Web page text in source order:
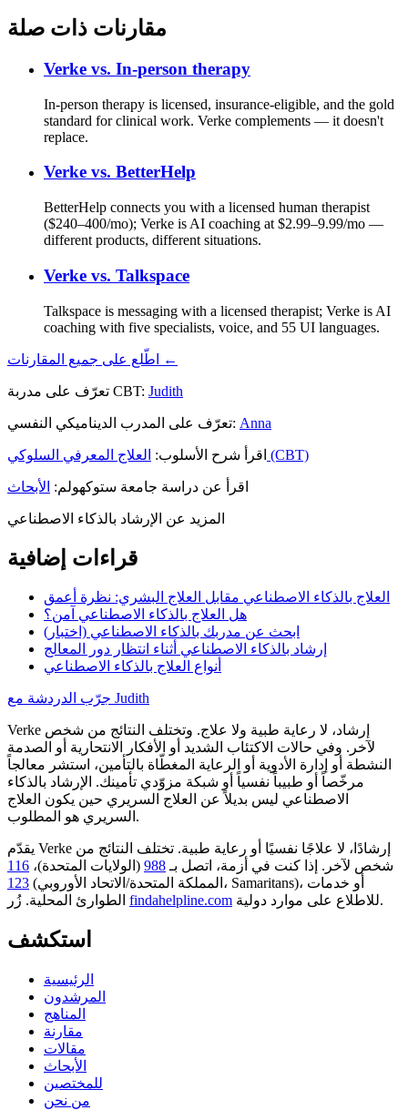
مقارنات ذات صلة
Verke vs. In-person therapy
In-person therapy is licensed, insurance-eligible, and the gold
standard for clinical work. Verke complements — it doesn't
replace.
Verke vs. BetterHelp
BetterHelp connects you with a licensed human therapist
($240–400/mo); Verke is AI coaching at $2.99–9.99/mo —
different products, different situations.
Verke vs. Talkspace
Talkspace is messaging with a licensed therapist; Verke is AI
coaching with five specialists, voice, and 55 UI languages.
اطّلع على جميع المقارنات ←
تعرّف على مدربة CBT: Judith
تعرّف على المدرب الديناميكي النفسي: Anna
اقرأ شرح الأسلوب: العلاج المعرفي السلوكي (CBT)
اقرأ عن دراسة جامعة ستوكهولم: الأبحاث
المزيد عن الإرشاد بالذكاء الاصطناعي
قراءات إضافية
العلاج بالذكاء الاصطناعي مقابل العلاج البشري: نظرة أعمق
هل العلاج بالذكاء الاصطناعي آمن؟
ابحث عن مدربك بالذكاء الاصطناعي (اختبار)
إرشاد بالذكاء الاصطناعي أثناء انتظار دور المعالج
أنواع العلاج بالذكاء الاصطناعي
جرّب الدردشة مع Judith
Verke إرشاد، لا رعاية طبية ولا علاج. وتختلف النتائج من شخص
لآخر. وفي حالات الاكتئاب الشديد أو الأفكار الانتحارية أو الصدمة
النشطة أو إدارة الأدوية أو الرعاية المغطّاة بالتأمين، استشر معالجاً
مرخّصاً أو طبيباً نفسياً أو شبكة مزوّدي تأمينك. الإرشاد بالذكاء
الاصطناعي ليس بديلاً عن العلاج السريري حين يكون العلاج
السريري هو المطلوب.
يقدّم Verke إرشادًا، لا علاجًا نفسيًا أو رعاية طبية. تختلف النتائج من
شخص لآخر. إذا كنت في أزمة، اتصل بـ 988 (الولايات المتحدة)، 116
123
(المملكة المتحدة/الاتحاد الأوروبي، Samaritans)، أو خدمات
الطوارئ المحلية. زُر findahelpline.com للاطلاع على موارد دولية.
استكشف
الرئيسية
المرشدون
المناهج
مقارنة
مقالات
الأبحاث
للمختصين
من نحن